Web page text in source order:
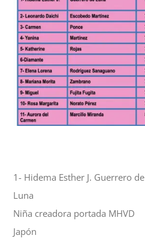
1- Hidema Esther J. Guerrero de
Luna
Niña creadora portada MHVD
Japón